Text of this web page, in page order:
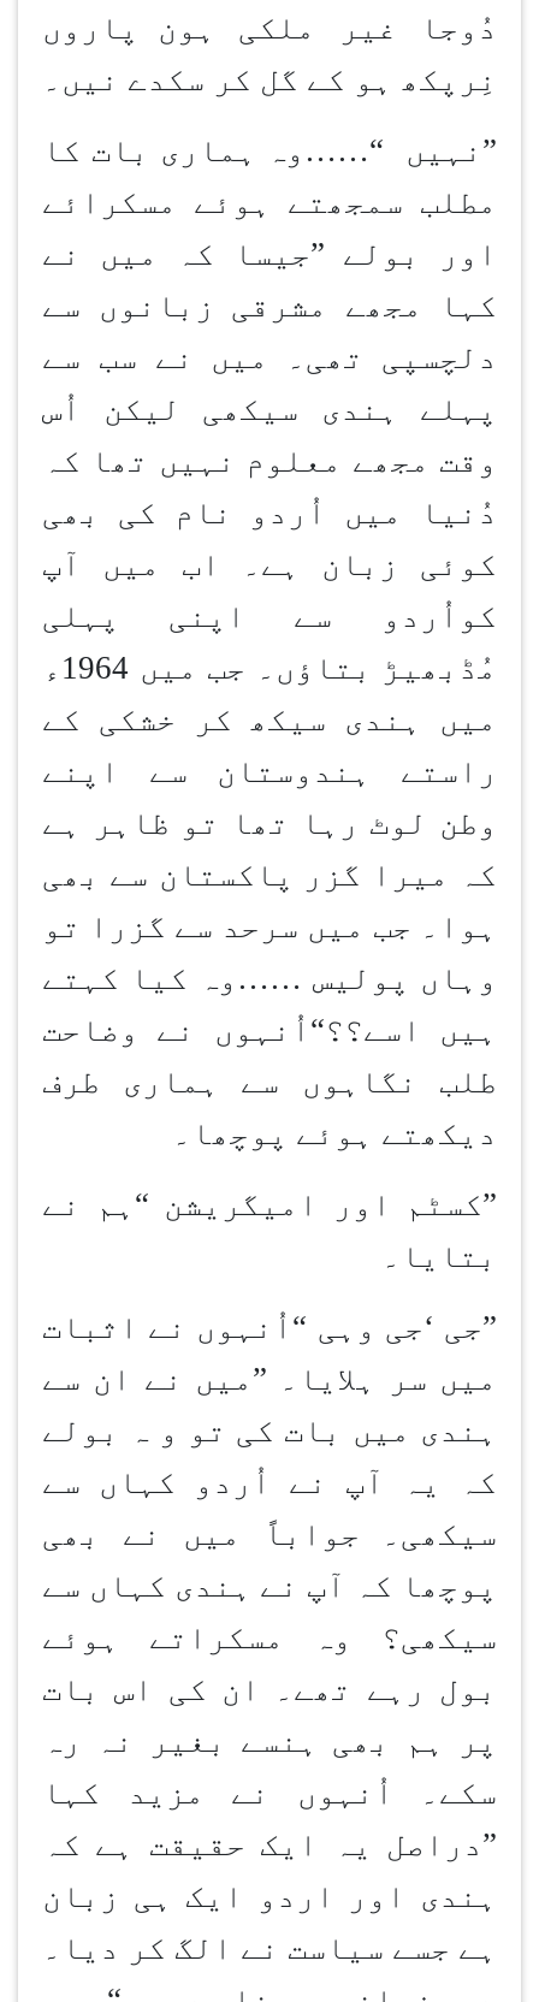
دُوجا غیر ملکی ہون
پاروں
نِرپکھ ہو کے گل کر سکدے نیں۔
”نہیں
……“ وہ ہماری بات کا
مطلب سمجھتے ہوئے مسکرائے
اور بولے ”جیسا کہ میں نے
کہا مجھے مشرقی زبانوں سے
دلچسپی تھی۔ میں نے سب سے
پہلے ہندی سیکھی لیکن اُس
وقت مجھے معلوم نہیں تھا کہ
دُنیا میں اُردو نام کی بھی
کوئی زبان ہے۔ اب میں آپ
کواُردو سے اپنی پہلی
مُڈبھیڑ بتاؤں۔ جب میں 1964ء
میں ہندی سیکھ کر خشکی کے
راستے ہندوستان سے اپنے
وطن لوٹ رہا تھا تو ظاہر ہے
کہ میرا گزر پاکستان سے بھی
ہوا۔ جب میں سرحد سے گزرا تو
وہاں پولیس …… وہ کیا کہتے
ہیں اسے؟؟“ اُنہوں نے وضاحت
طلب نگاہوں سے ہماری طرف
دیکھتے ہوئے پوچھا۔
”کسٹم اور امیگریشن “ ہم نے
بتایا۔
”جی ‘جی وہی “ اُنہوں نے اثبات
میں سر ہلایا۔ ” میں نے ان سے
ہندی میں بات کی تو و ہ بولے
کہ یہ آپ نے اُردو کہاں سے
سیکھی۔ جواباً میں نے بھی
پوچھا کہ آپ نے ہندی کہاں سے
سیکھی؟ وہ مسکراتے ہوئے
بول رہے تھے۔ ان کی اس بات
پر ہم بھی ہنسے بغیر نہ رہ
سکے۔ اُنہوں نے مزید کہا
”دراصل یہ ایک حقیقت ہے کہ
ہندی اور اردو ایک ہی زبان
ہے جسے سیاست نے الگ کر دیا۔